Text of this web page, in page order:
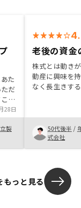
た
だ
ま
進
ま
思
28日
製
老後の資金
株式とは動き
動産に興味を
なく長生きす
しようと思い
けでなく同様
50代後半 /
式会社
もっと見る